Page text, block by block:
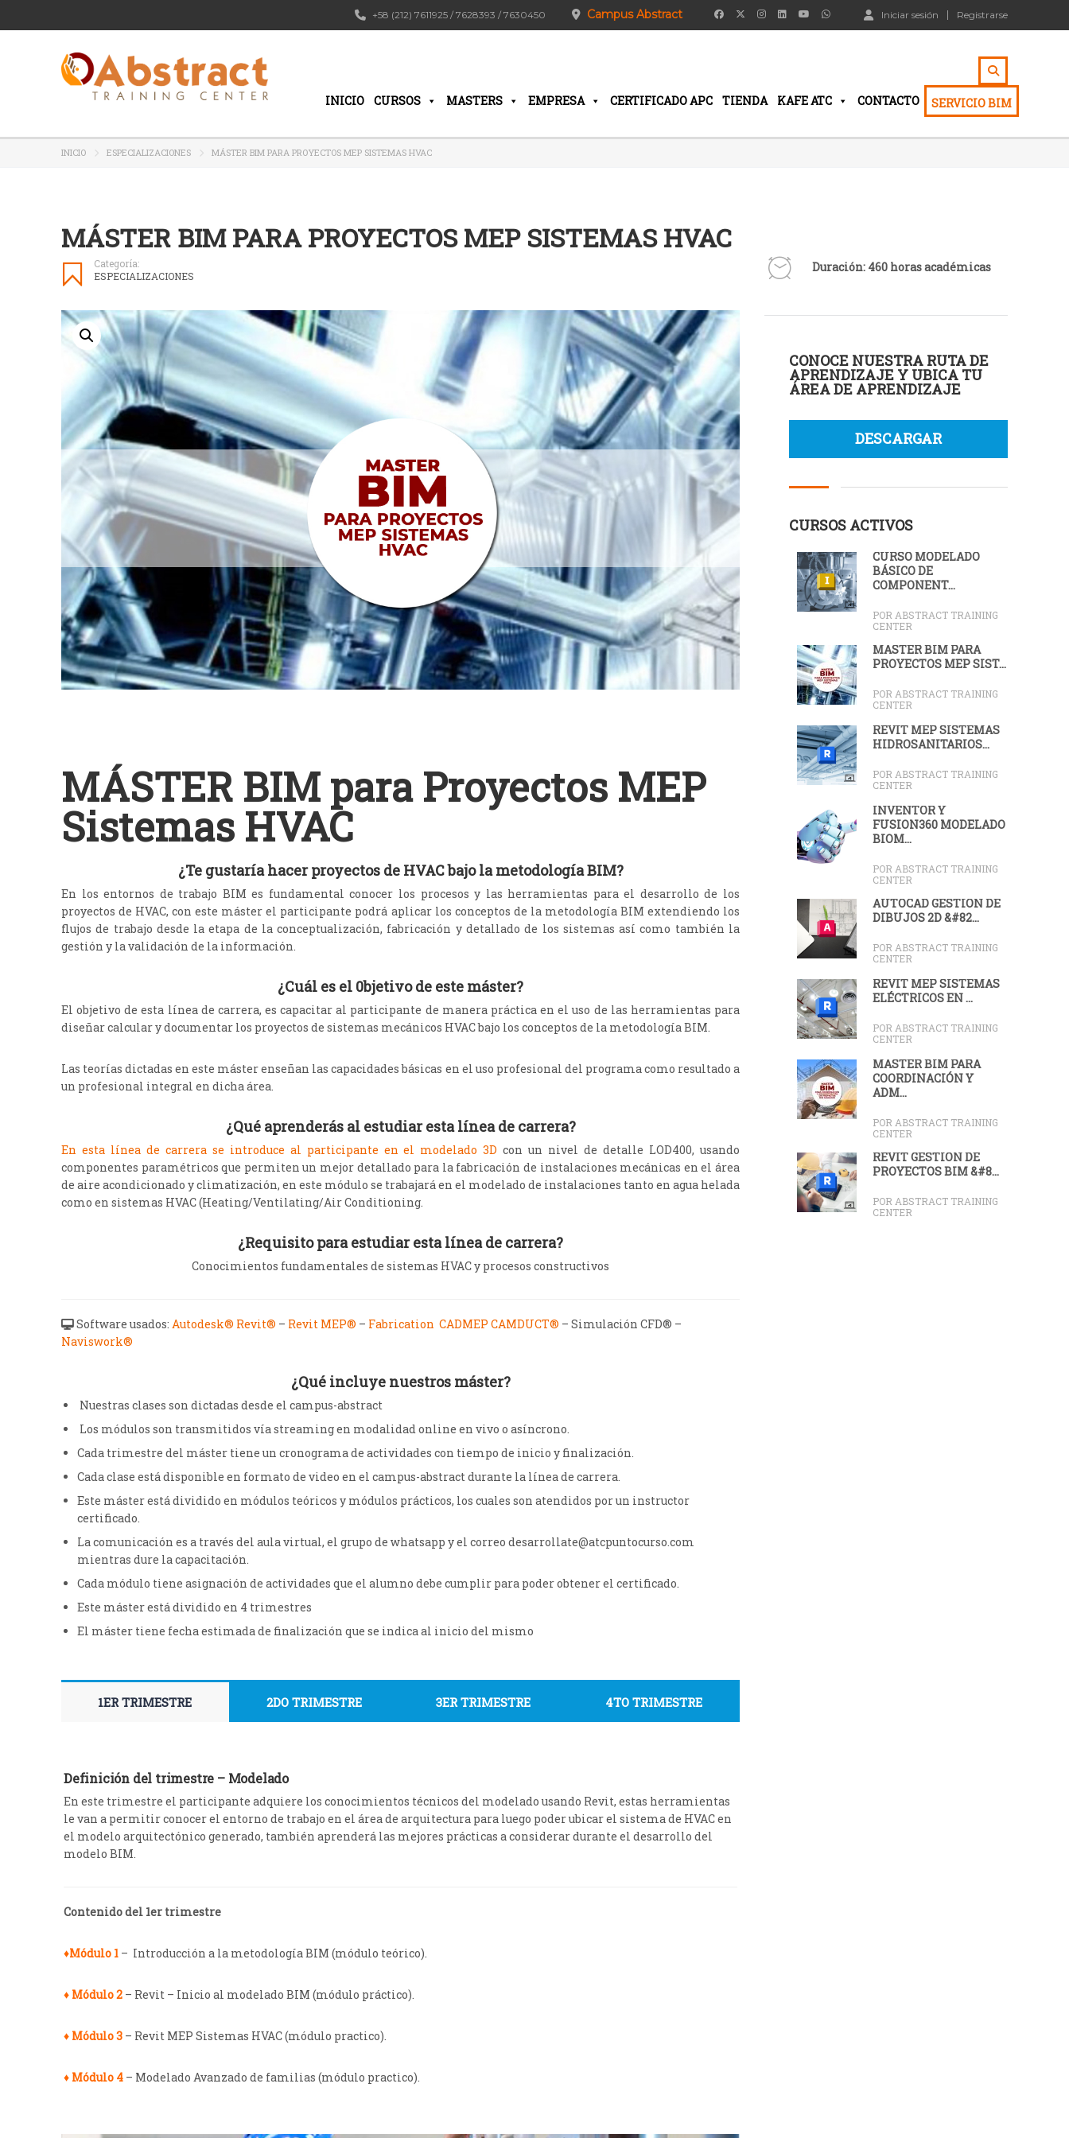
Iniciar sesión Registrarse
Campus Abstract
+58 (212) 7611925 / 7628393 / 7630450
INICIO CURSOS MASTERS EMPRESA CERTIFICADO APC TIENDA KAFE ATC CONTACTO SERVICIO BIM
INICIO ESPECIALIZACIONES MÁSTER BIM PARA PROYECTOS MEP SISTEMAS HVAC
MÁSTER BIM PARA PROYECTOS MEP SISTEMAS HVAC
Categoría:
ESPECIALIZACIONES
MÁSTER BIM para Proyectos MEP
Sistemas HVAC
¿Te gustaría hacer proyectos de HVAC bajo la metodología BIM?
En los entornos de trabajo BIM es fundamental conocer los procesos y las herramientas para el desarrollo de los
proyectos de HVAC, con este máster el participante podrá aplicar los conceptos de la metodología BIM extendiendo los
flujos de trabajo desde la etapa de la conceptualización, fabricación y detallado de los sistemas así como también la
gestión y la validación de la información.
¿Cuál es el 0bjetivo de este máster?
El objetivo de esta línea de carrera, es capacitar al participante de manera práctica en el uso de las herramientas para
diseñar calcular y documentar los proyectos de sistemas mecánicos HVAC bajo los conceptos de la metodología BIM.
Las teorías dictadas en este máster enseñan las capacidades básicas en el uso profesional del programa como resultado a
un profesional integral en dicha área.
¿Qué aprenderás al estudiar esta línea de carrera?
En esta línea de carrera se introduce al participante en el modelado 3D con un nivel de detalle LOD400, usando
componentes paramétricos que permiten un mejor detallado para la fabricación de instalaciones mecánicas en el área
de aire acondicionado y climatización, en este módulo se trabajará en el modelado de instalaciones tanto en agua helada
como en sistemas HVAC (Heating/Ventilating/Air Conditioning.
¿Requisito para estudiar esta línea de carrera?
Conocimientos fundamentales de sistemas HVAC y procesos constructivos
Software usados: Autodesk® Revit® – Revit MEP® – Fabrication CADMEP CAMDUCT® – Simulación CFD® –
Naviswork®
¿Qué incluye nuestros máster?
Nuestras clases son dictadas desde el campus-abstract
Los módulos son transmitidos vía streaming en modalidad online en vivo o asíncrono.
Cada trimestre del máster tiene un cronograma de actividades con tiempo de inicio y finalización.
Cada clase está disponible en formato de video en el campus-abstract durante la línea de carrera.
Este máster está dividido en módulos teóricos y módulos prácticos, los cuales son atendidos por un instructor
certificado.
La comunicación es a través del aula virtual, el grupo de whatsapp y el correo desarrollate@atcpuntocurso.com
mientras dure la capacitación.
Cada módulo tiene asignación de actividades que el alumno debe cumplir para poder obtener el certificado.
Este máster está dividido en 4 trimestres
El máster tiene fecha estimada de finalización que se indica al inicio del mismo
1ER TRIMESTRE 2DO TRIMESTRE 3ER TRIMESTRE 4TO TRIMESTRE
Definición del trimestre – Modelado
En este trimestre el participante adquiere los conocimientos técnicos del modelado usando Revit, estas herramientas
le van a permitir conocer el entorno de trabajo en el área de arquitectura para luego poder ubicar el sistema de HVAC en
el modelo arquitectónico generado, también aprenderá las mejores prácticas a considerar durante el desarrollo del
modelo BIM.
Contenido del 1er trimestre
♦Módulo 1 – Introducción a la metodología BIM (módulo teórico).
♦ Módulo 2 – Revit – Inicio al modelado BIM (módulo práctico).
♦ Módulo 3 – Revit MEP Sistemas HVAC (módulo practico).
♦ Módulo 4 – Modelado Avanzado de familias (módulo practico).
Duración: 460 horas académicas
CONOCE NUESTRA RUTA DE
APRENDIZAJE Y UBICA TU
ÁREA DE APRENDIZAJE
DESCARGAR
CURSOS ACTIVOS
CURSO MODELADO
BÁSICO DE
COMPONENT...
POR ABSTRACT TRAINING
CENTER
MÁSTER BIM PARA
PROYECTOS MEP SIST...
POR ABSTRACT TRAINING
CENTER
REVIT MEP SISTEMAS
HIDROSANITARIOS...
POR ABSTRACT TRAINING
CENTER
INVENTOR Y
FUSION360 MODELADO
BIOM...
POR ABSTRACT TRAINING
CENTER
AUTOCAD GESTIÓN DE
DIBUJOS 2D &#82...
POR ABSTRACT TRAINING
CENTER
REVIT MEP SISTEMAS
ELÉCTRICOS EN ...
POR ABSTRACT TRAINING
CENTER
MASTER BIM PARA
COORDINACIÓN Y
ADM...
POR ABSTRACT TRAINING
CENTER
REVIT GESTIÓN DE
PROYECTOS BIM &#8...
POR ABSTRACT TRAINING
CENTER